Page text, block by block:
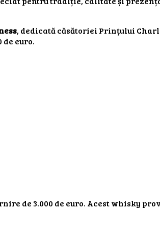
, dedicată căsătoriei Prințului
euro.
de 3.000 de euro. Acest whisky